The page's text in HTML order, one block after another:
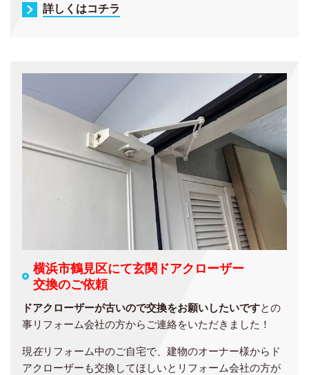
詳しくはコチラ
横浜市鶴見区にて玄関ドアクローザー
交換のご依頼
ドアクローザーが古いので交換をお願いしたいですとの
事リフォーム会社の方からご連絡をいただきました！
現在リフォーム中のご自宅で、建物のオーナー様からド
アクローザーも交換してほしいとリフォーム会社の方が